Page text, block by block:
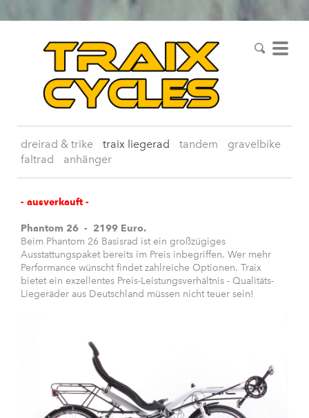
dreirad & trike traix liegerad tandem
gravelbike
faltrad
anhänger
- ausverkauft -
Phantom 26 - 2199 Euro.
Beim Phantom 26 Basisrad ist ein großzügiges
Ausstattungspaket bereits im Preis inbegriffen. Wer mehr
Performance wünscht findet zahlreiche Optionen. Traix
bietet ein exzellentes Preis-Leistungsverhältnis - Qualitäts-
Liegeräder aus Deutschland müssen nicht teuer sein!